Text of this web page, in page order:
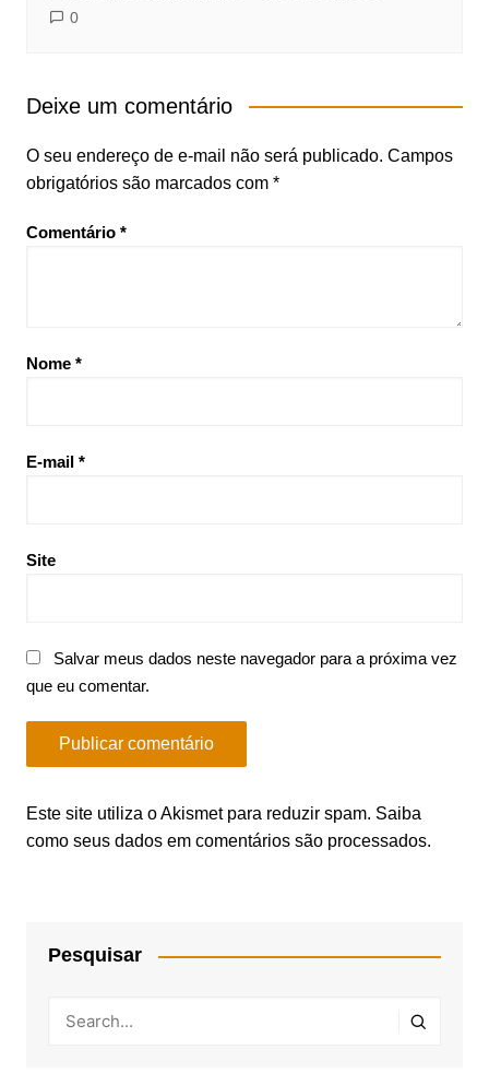
0
Deixe um comentário
O seu endereço de e-mail não será publicado. Campos
obrigatórios são marcados com *
Comentário *
Nome *
E-mail *
Site
Salvar meus dados neste navegador para a próxima vez
que eu comentar.
Este site utiliza o Akismet para reduzir spam. Saiba
como seus dados em comentários são processados.
Pesquisar